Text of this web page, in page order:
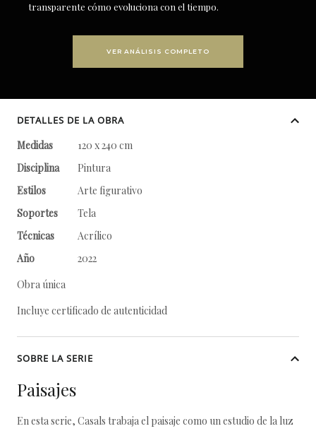
transparente cómo evoluciona con el tiempo.
VER ANÁLISIS COMPLETO
DETALLES DE LA OBRA
Medidas
120 x 240 cm
Disciplina
Pintura
Estilos
Arte figurativo
Soportes
Tela
Técnicas
Acrílico
Año
2022
Obra única
Incluye certificado de autenticidad
SOBRE LA SERIE
Paisajes
En esta serie, Casals trabaja el paisaje como un estudio de la luz